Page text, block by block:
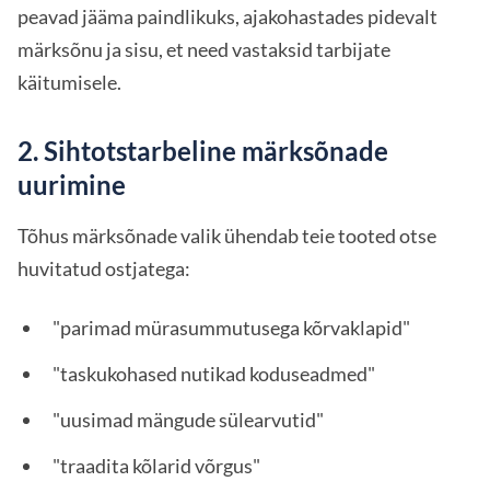
peavad jääma paindlikuks, ajakohastades pidevalt
märksõnu ja sisu, et need vastaksid tarbijate
käitumisele.
2. Sihtotstarbeline märksõnade
uurimine
Tõhus märksõnade valik ühendab teie tooted otse
huvitatud ostjatega:
"parimad mürasummutusega kõrvaklapid"
"taskukohased nutikad koduseadmed"
"uusimad mängude sülearvutid"
"traadita kõlarid võrgus"